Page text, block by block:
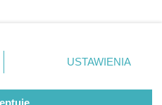
lewym dolnym rogu strony
danych nie wymagają
prawo sprzeciwić się
będą miały
USTAWIENIA